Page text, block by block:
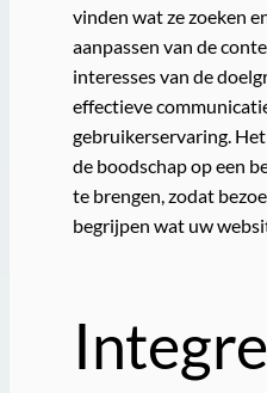
vinden wat ze zoeken
aanpassen van de
interesses van de
effectieve
gebruikerservaring.
de boodschap op een
te brengen, zodat
begrijpen wat uw